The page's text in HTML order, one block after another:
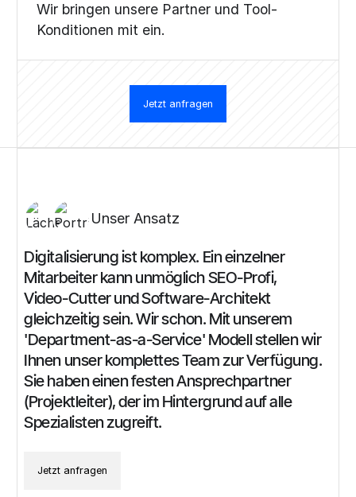
Wir bringen unsere Partner und Tool-
Konditionen mit ein.
Jetzt anfragen
Unser Ansatz
Digitalisierungistkomplex. Eineinzelner
Mitarbeiter kannunmöglichSEO-Profi,
Video-CutterundSoftware-Architekt
gleichzeitigsein.Wirschon. Mitunserem
'Department-as-a-Service' Modellstellenwir
Ihnen unser komplettesTeamzurVerfügung.
SiehabeneinenfestenAnsprechpartner
(Projektleiter),derim Hintergrundaufalle
Spezialistenzugreift.
Jetzt anfragen